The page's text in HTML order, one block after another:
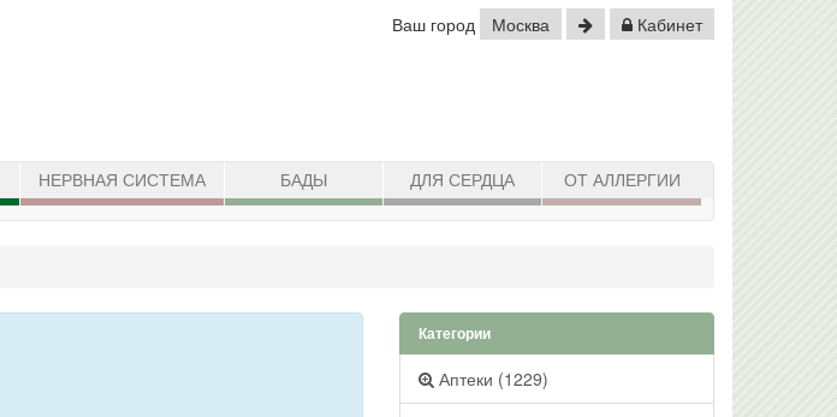
Ваш город Москва Кабинет
НЕРВНАЯ СИСТЕМА БАДЫ ДЛЯ СЕРДЦА ОТ АЛЛЕРГИИ
Категории
Аптеки (1229)